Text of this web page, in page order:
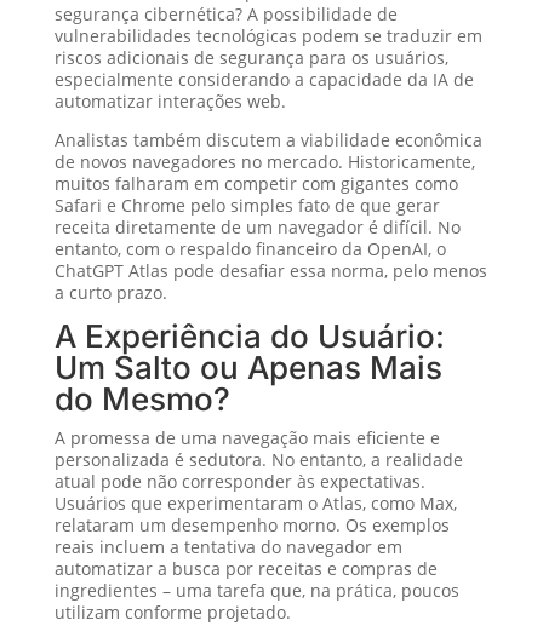
segurança cibernética? A possibilidade de
vulnerabilidades tecnológicas podem se traduzir em
riscos adicionais de segurança para os usuários,
especialmente considerando a capacidade da IA de
automatizar interações web.
Analistas também discutem a viabilidade econômica
de novos navegadores no mercado. Historicamente,
muitos falharam em competir com gigantes como
Safari e Chrome pelo simples fato de que gerar
receita diretamente de um navegador é difícil. No
entanto, com o respaldo financeiro da OpenAI, o
ChatGPT Atlas pode desafiar essa norma, pelo menos
a curto prazo.
A Experiência do Usuário:
Um Salto ou Apenas Mais
do Mesmo?
A promessa de uma navegação mais eficiente e
personalizada é sedutora. No entanto, a realidade
atual pode não corresponder às expectativas.
Usuários que experimentaram o Atlas, como Max,
relataram um desempenho morno. Os exemplos
reais incluem a tentativa do navegador em
automatizar a busca por receitas e compras de
ingredientes – uma tarefa que, na prática, poucos
utilizam conforme projetado.